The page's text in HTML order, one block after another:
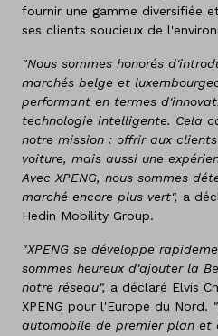
fournir une gamme diversifiée
ses clients soucieux de
"Nous sommes honorés
marchés belge et
performant en termes
technologie intelligente. Cela
notre mission : offrir aux
voiture, mais aussi une
Avec XPENG, nous sommes
marché encore plus vert", a
Hedin Mobility Group.
"XPENG se développe
sommes heureux d'ajouter la
notre réseau", a déclaré Elvis
XPENG pour l'Europe du Nord.
automobile de premier plan et